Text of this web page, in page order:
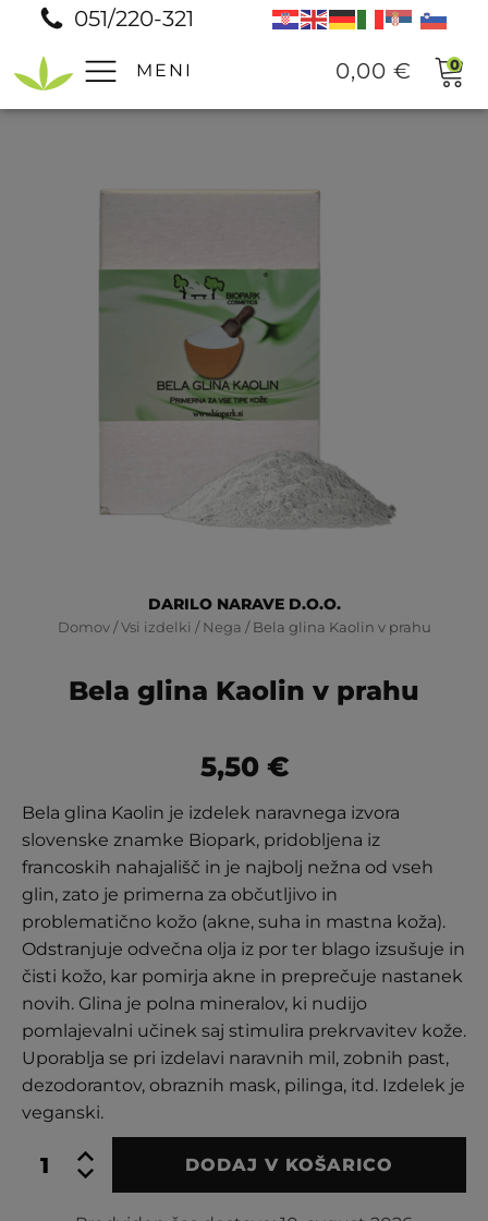
051/220-321
MENI 0,00 € 0
DARILO NARAVE D.O.O.
Domov/Vsi izdelki /Nega / Bela glina Kaolin v prahu
Bela glina Kaolin v prahu
5,50 €
Bela glina Kaolin je izdelek naravnega izvora
slovenske znamke Biopark, pridobljena iz
francoskih nahajališč in je najbolj nežna od vseh
glin, zato je primerna za občutljivo in
problematično kožo (akne, suha in mastna koža).
Odstranjuje odvečna olja iz por ter blago izsušuje in
čisti kožo, kar pomirja akne in preprečuje nastanek
novih. Glina je polna mineralov, ki nudijo
pomlajevalni učinek saj stimulira prekrvavitev kože.
Uporablja se pri izdelavi naravnih mil, zobnih past,
dezodorantov, obraznih mask, pilinga, itd. Izdelek je
veganski.
Bela
glina
DODAJ V KOŠARICO